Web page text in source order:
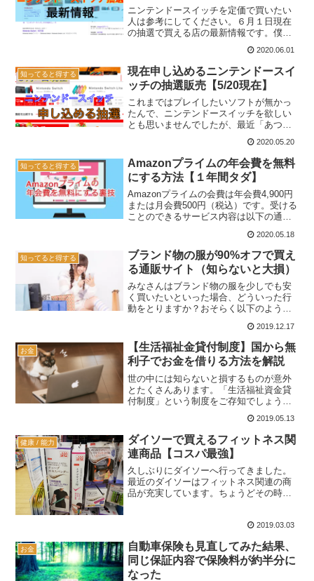
ニンテンドースイッチを定価で買いたい
人は参考にしてください。６月１日現在
の抽選で買える店の最新情報です。僕は
りましょう！抽選に参加できる店を簡単
に把握できるように情報をまとめていま
すので参考にしてください...
2020.06.01
知ってると得する
現在申し込めるニンテンドースイ
ッチの抽選販売【5/20現在】
これまではプレイしたいソフトが無かっ
たんで、ニンテンドースイッチを欲しい
とも思いませんでしたが、最近「あつま
て状況は一変しました。YouTubeでもた
くさん実況動画が配信されていますね。
見ていてとても面白...
2020.05.20
知ってると得する
Amazonプライムの年会費を無料
にする方法【１年間タダ】
Amazonプライムの会費は年会費4,900円
または月会費500円（税込）です。受ける
ことのできるサービス内容は以下の通
が無料に Primeビデオで映画やドラマが
見放題 Prime Musicで音楽が...
2020.05.18
知ってると得する
ブランド物の服が90%オフで買え
る通販サイト（知らないと大損）
みなさんはブランド物の服を少しでも安
く買いたいといった場合、どういった行
動をとりますか？おそらく以下のような
店舗のセール時期を狙う メルカリ、ヤフ
オクを利用 古着屋で見つける ネット通販
のセール時期に買...
2019.12.17
お金
【生活福祉金貸付制度】国から無
利子でお金を借りる方法を解説
世の中には知らないと損するものが意外
とたくさんあります。「生活福祉資金貸
付制度」という制度をご存知でしょう
に無金利または低金利でお金を貸してく
れる制度です。そんな制度があるなんて
知らなかったですか？僕も最...
2019.05.13
健康 / 能力
ダイソーで買えるフィットネス関
連商品【コスパ最強】
久しぶりにダイソーへ行ってきました。
最近のダイソーはフィットネス関連の商
品が充実しています。ちょうどその時バ
円です。ですが他の店で買うと1000円以
2019.03.03
お金
自動車保険も見直してみた結果、
同じ保証内容で保険料が約半分に
なった